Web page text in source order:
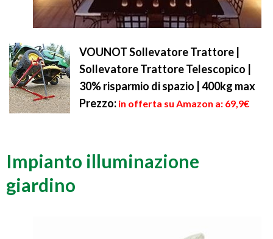
VOUNOT Sollevatore Trattore |
Sollevatore Trattore Telescopico |
30% risparmio di spazio | 400kg max
Prezzo: in offerta su Amazon a: 69,9€
Impianto illuminazione
giardino